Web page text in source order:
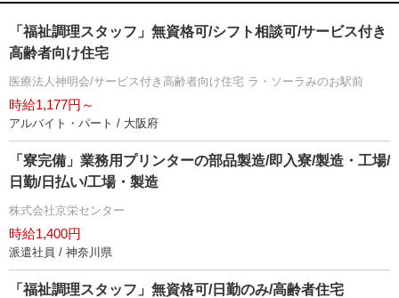
「福祉調理スタッフ」無資格可/シフト相談可/サービス付き
高齢者向け住宅
医療法人神明会/サービス付き高齢者向け住宅 ラ・ソーラみのお駅前
時給1,177円～
アルバイト・パート / 大阪府
「寮完備」業務用プリンターの部品製造/即入寮/製造・工場/
日勤/日払い/工場・製造
株式会社京栄センター
時給1,400円
派遣社員 / 神奈川県
「福祉調理スタッフ」無資格可/日勤のみ/高齢者住宅